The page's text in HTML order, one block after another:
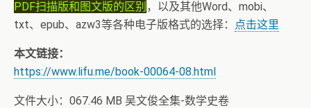
PDF扫描版和图文版的区别 ，以及其他Word、mobi、
txt、epub、azw3等各种电子版格式的选择：
点击这里
本文链接：
https://www.lifu.me/book-00064-08.html
文件大小：067.46 MB 吴文俊全集-数学史卷